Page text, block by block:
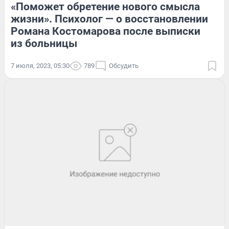
«Поможет обретение нового смысла
жизни». Психолог — о восстановлении
Романа Костомарова после выписки
из больницы
7 июля, 2023, 05:30 789 Обсудить